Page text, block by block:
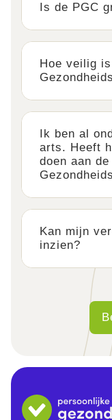
Is de PGC
Hoe veilig
Ik ben al
arts. Heeft
doen aan
Kan mijn
inzien?